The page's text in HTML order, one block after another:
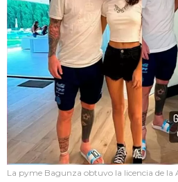
La pyme Bagunza obtuvo la licencia de la